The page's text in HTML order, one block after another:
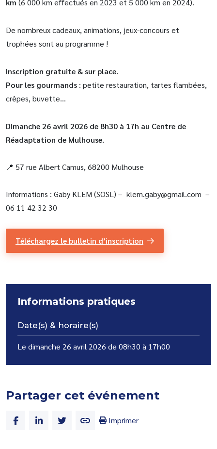
km (6 000 km effectués en 2023 et 5 000 km en 2024).
De nombreux cadeaux, animations, jeux-concours et
trophées sont au programme !
Inscription gratuite & sur place.
Pour les gourmands : petite restauration, tartes flambées,
crêpes, buvette…
Dimanche 26 avril 2026 de 8h30 à 17h au Centre de
Réadaptation de Mulhouse.
📍 57 rue Albert Camus, 68200 Mulhouse
Informations : Gaby KLEM (SOSL) – klem.gaby@gmail.com –
06 11 42 32 30
Téléchargez le bulletin d’inscription
Informations pratiques
Date(s) & horaire(s)
Le dimanche 26 avril 2026 de 08h30 à 17h00
Partager cet événement
Imprimer